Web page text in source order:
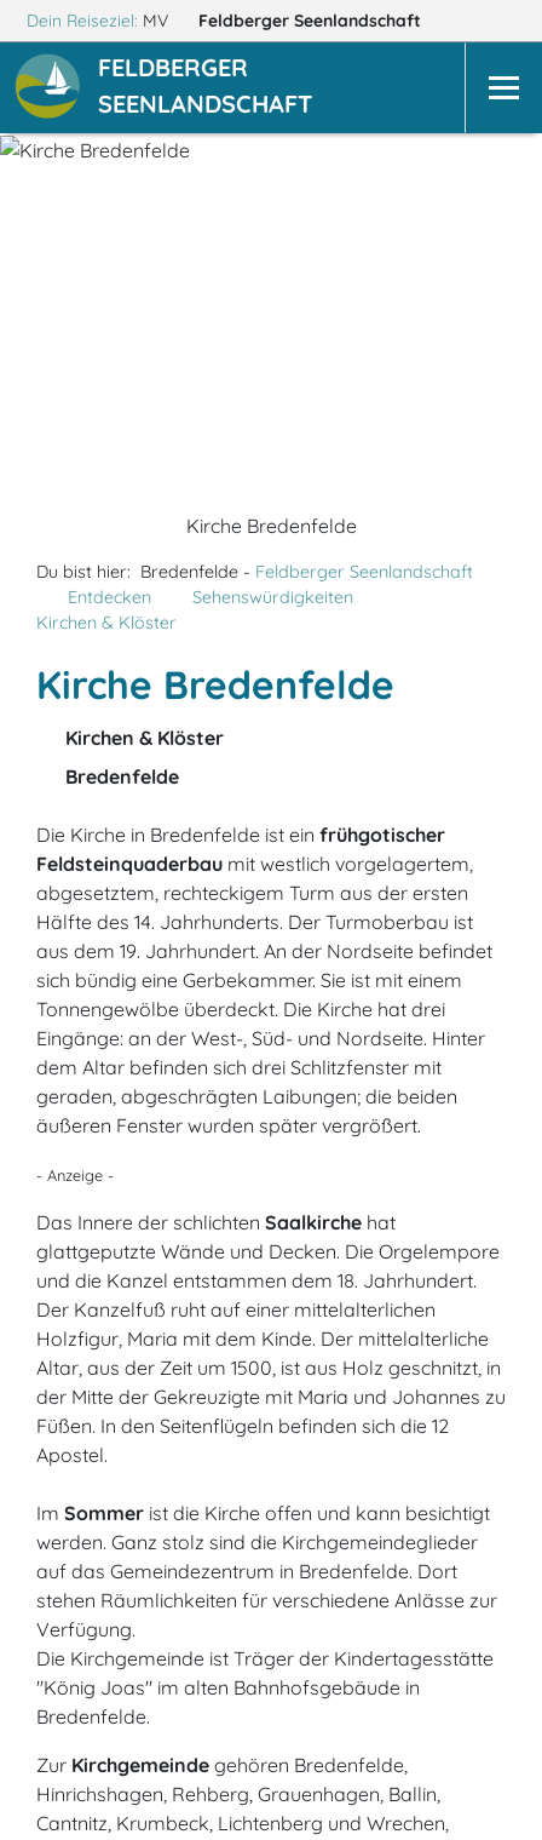
Dein Reiseziel: MV Feldberger Seenlandschaft
FELDBERGER
SEENLANDSCHAFT
Kirche Bredenfelde
Du bist hier: Bredenfelde - Feldberger Seenlandschaft
Entdecken
Sehenswürdigkeiten
Kirchen & Klöster
Kirche Bredenfelde
Kirchen & Klöster
Bredenfelde
Die Kirche in Bredenfelde ist ein frühgotischer
Feldsteinquaderbau mit westlich vorgelagertem,
abgesetztem, rechteckigem Turm aus der ersten
Hälfte des 14. Jahrhunderts. Der Turmoberbau ist
aus dem 19. Jahrhundert. An der Nordseite befindet
sich bündig eine Gerbekammer. Sie ist mit einem
Tonnengewölbe überdeckt. Die Kirche hat drei
Eingänge: an der West-, Süd- und Nordseite. Hinter
dem Altar befinden sich drei Schlitzfenster mit
geraden, abgeschrägten Laibungen; die beiden
äußeren Fenster wurden später vergrößert.
- Anzeige -
Das Innere der schlichten Saalkirche hat
glattgeputzte Wände und Decken. Die Orgelempore
und die Kanzel entstammen dem 18. Jahrhundert.
Der Kanzelfuß ruht auf einer mittelalterlichen
Holzfigur, Maria mit dem Kinde. Der mittelalterliche
Altar, aus der Zeit um 1500, ist aus Holz geschnitzt, in
der Mitte der Gekreuzigte mit Maria und Johannes zu
Füßen. In den Seitenflügeln befinden sich die 12
Apostel.
Im Sommer ist die Kirche offen und kann besichtigt
werden. Ganz stolz sind die Kirchgemeindeglieder
auf das Gemeindezentrum in Bredenfelde. Dort
stehen Räumlichkeiten für verschiedene Anlässe zur
Verfügung.
Die Kirchgemeinde ist Träger der Kindertagesstätte
"König Joas" im alten Bahnhofsgebäude in
Bredenfelde.
Zur Kirchgemeinde gehören Bredenfelde,
Hinrichshagen, Rehberg, Grauenhagen, Ballin,
Cantnitz, Krumbeck, Lichtenberg und Wrechen,